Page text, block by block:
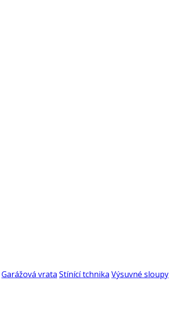
Garážová vrata Stínící tchnika Výsuvné sloupy